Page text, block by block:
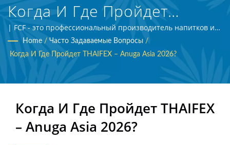
Когда И Где Пройдет
THAIFEX – Anuga Asia 2026?
| Производитель
Консервированных
Тайване | First Canned
Food (Thai) Co., Ltd.
| FCF - это профессиональный производитель напитков и
эксперт по переработке сельскохозяйственной продукции,
сертифицированный по стандарту BRC.
Home / Часто Задаваемые Вопросы /
Когда И Где Пройдет THAIFEX – Anuga Asia 2026?
Когда И Где Пройдет THAIFEX
– Anuga Asia 2026?